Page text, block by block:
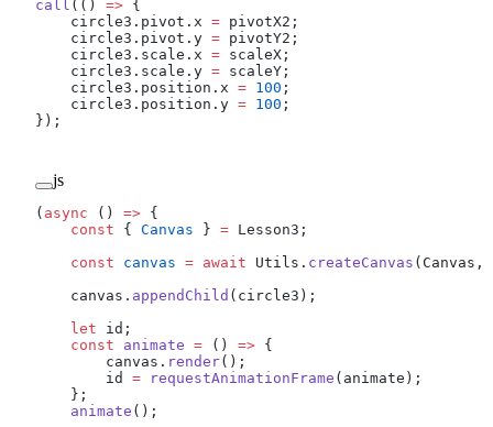
call (() => {
    circle3.pivot.x
= pivotX2;
    circle3.pivot.y
= pivotY2;
    circle3.scale.x
= scaleX;
    circle3.scale.y
= scaleY;
    circle3.position.x
= 100 ;
    circle3.position.y
= 100 ;
});
js
( async () => {
    const
{ Canvas } = Lesson3;
    const
canvas = await Utils. createCanvas (Canvas,
    canvas.
appendChild (circle3);
    let
id;
    const
animate = () => {
        canvas.
render();
        id
= requestAnimationFrame (animate);
    };
    animate
();